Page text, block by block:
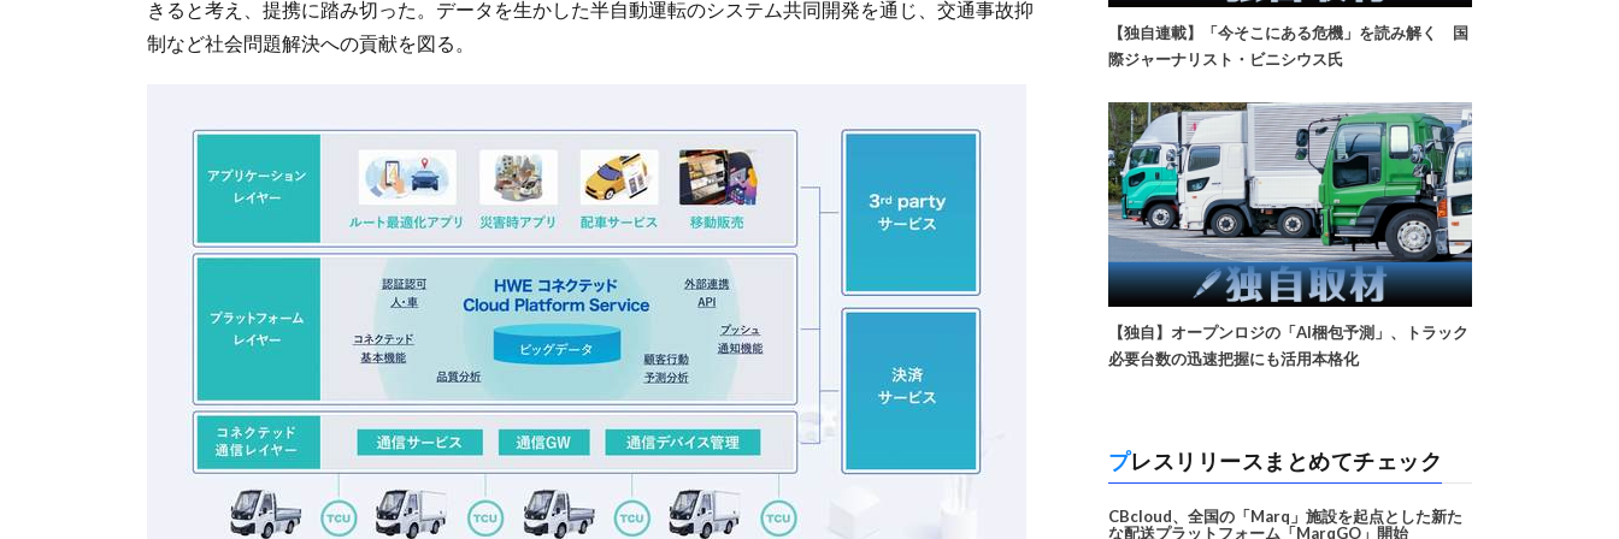
きると考え、提携に踏み切った。データを生かした半自動運転のシステム共同開発を通じ、交通事故抑
制など社会問題解決への貢献を図る。
【独自連載】「今そこにある危機」を読み解く 国
際ジャーナリスト・ビニシウス氏
【独自】オープンロジの「AI梱包予測」、トラック
必要台数の迅速把握にも活用本格化
プレスリリースまとめてチェック
CBcloud、全国の「Marq」施設を起点とした新た
な配送プラットフォーム「MarqGO」開始